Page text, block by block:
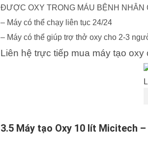
ĐƯỢC OXY TRONG MÁU BỆNH NHÂN
– Máy có thể chạy liên tục 24/24
– Máy có thể giúp trợ thở oxy cho 2-3
Liên hệ trực tiếp mua máy tạo
3.5 Máy tạo Oxy 10 lít Micitech